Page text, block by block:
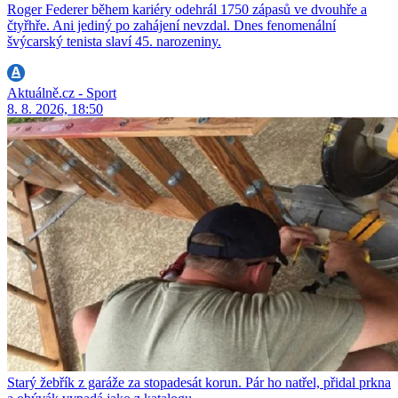
Roger Federer během kariéry odehrál 1750 zápasů ve dvouhře a
čtyřhře. Ani jediný po zahájení nevzdal. Dnes fenomenální
švýcarský tenista slaví 45. narozeniny.
Aktuálně.cz - Sport
8. 8. 2026, 18:50
Starý žebřík z garáže za stopadesát korun. Pár ho natřel, přidal prkna